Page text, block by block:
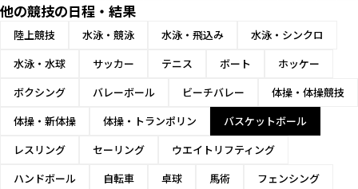
他の競技の日程・結果
陸上競技 水泳・競泳 水泳・飛込み
水泳・シンクロ
水泳・水球
サッカー テニス ボート
ホッケー
ボクシング
バレーボール ビーチバレー
体操・体操競技
体操・新体操
体操・トランポリン
バスケットボール
レスリング
セーリング
ウエイトリフティング
ハンドボール
自転車 卓球 馬術
フェンシング